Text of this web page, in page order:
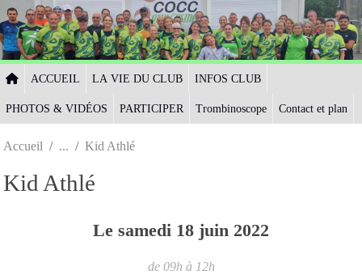
ACCUEIL LA VIE DU CLUB INFOS CLUB
PHOTOS & VIDÉOS PARTICIPER Trombinoscope Contact et plan
Accueil Kid Athlé
Kid Athlé
Le samedi 18 juin 2022
de 09h à 12h
Panneau de gestion des cookies